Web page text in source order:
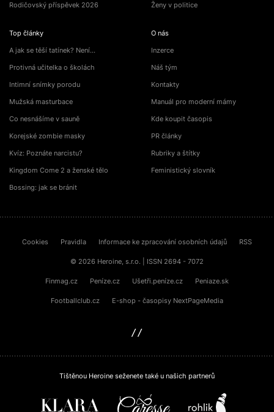
Rodičovský příspěvek 2026
Top články
A jak se těší tatínek? Není…
Protivná učitelka o školách
Intimní snímky porodu
Mužská masturbace
Co nesnášíme v sauně
Korejské zombie masky
Kvíz: Poznáte narcistu?
Kingdom Come 2 a ženské tělo
Bossing: jak se bránit
Ženy v politice
O nás
Inzerce
Náš tým
Kontakty
Manuál pro moderní mámy
Kde koupit časopis
PR články
Rubriky a štítky
Feministický slovník
Cookies Pravidla Informace ke zpracování osobních údajů RSS
© 2026 Heroine, s.r.o. | ISSN 2694 - 7072
Finmag.cz Peníze.cz Ušetři.peníze.cz Peniaze.sk
Footballclub.cz E-shop - časopisy NextPageMedia
Tištěnou Heroine seženete také u našich partnerů